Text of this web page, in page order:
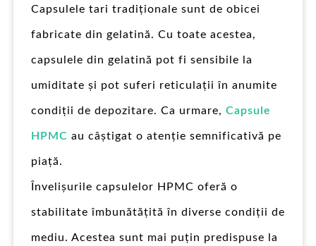
Capsulele tari tradiționale sunt de obicei
fabricate din gelatină. Cu toate acestea,
capsulele din gelatină pot fi sensibile la
umiditate și pot suferi reticulații în anumite
condiții de depozitare. Ca urmare, Capsule
HPMC au câștigat o atenție semnificativă pe
piață.
Învelișurile capsulelor HPMC oferă o
stabilitate îmbunătățită în diverse condiții de
mediu. Acestea sunt mai puțin predispuse la